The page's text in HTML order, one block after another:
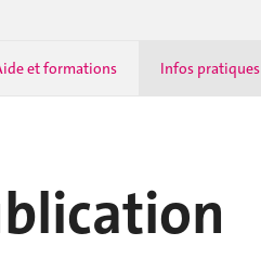
et formations Infos pratiques